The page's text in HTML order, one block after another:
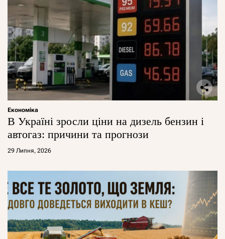
Економіка
В Україні зросли ціни на дизель бензин і
автогаз: причини та прогнози
29 Липня, 2026